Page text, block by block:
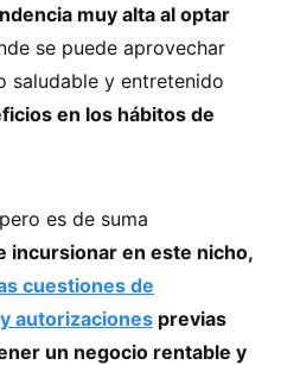
muy alta al optar
se puede aprovechar
saludable y entretenido
en los hábitos de
es de suma
incursionar en este nicho,
cuestiones de
autorizaciones previas
un negocio rentable y